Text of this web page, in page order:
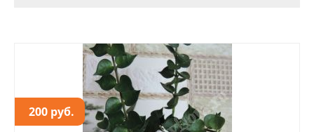
200 руб.